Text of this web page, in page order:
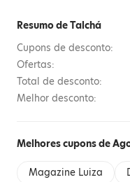
Resumo de Talchá
Cupons de desconto:
Ofertas:
Total de desconto:
Melhor desconto:
Melhores cupons de
Magazine Luiza